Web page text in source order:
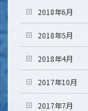
2018年6月
2018年5月
2018年4月
2017年10月
2017年7月